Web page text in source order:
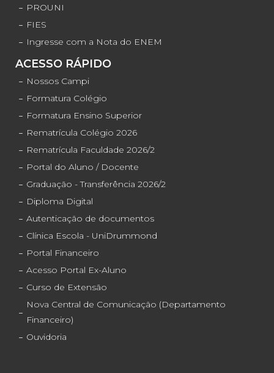
PROUNI
FIES
Ingresse com a Nota do ENEM
ACESSO RÁPIDO
Nossos Campi
Formatura Colégio
Formatura Ensino Superior
Rematrícula Colégio 2026
Rematrícula Faculdade 2026/2
Portal do Aluno / Docente
Graduação - Transferência 2026/2
Diploma Digital
Autenticação de documentos
Clínica Escola - UniDrummond
Portal Financeiro
Acesso Portal Ex-Aluno
Curso de Extensão
Nova Central de Comunicação (Departamento
Financeiro)
Ouvidoria